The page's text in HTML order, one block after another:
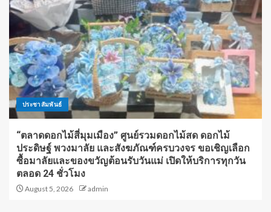
ประชาสัมพันธ์
“ตลาดดอกไม้สี่มุมเมือง” ศูนย์รวมดอกไม้สด ดอกไม้
ประดิษฐ์ พวงมาลัย และสังฆภัณฑ์ครบวงจร ขอเชิญเลือก
ซื้อมาลัยและของขวัญต้อนรับวันแม่ เปิดให้บริการทุกวัน
ตลอด 24 ชั่วโมง
August 5, 2026 admin